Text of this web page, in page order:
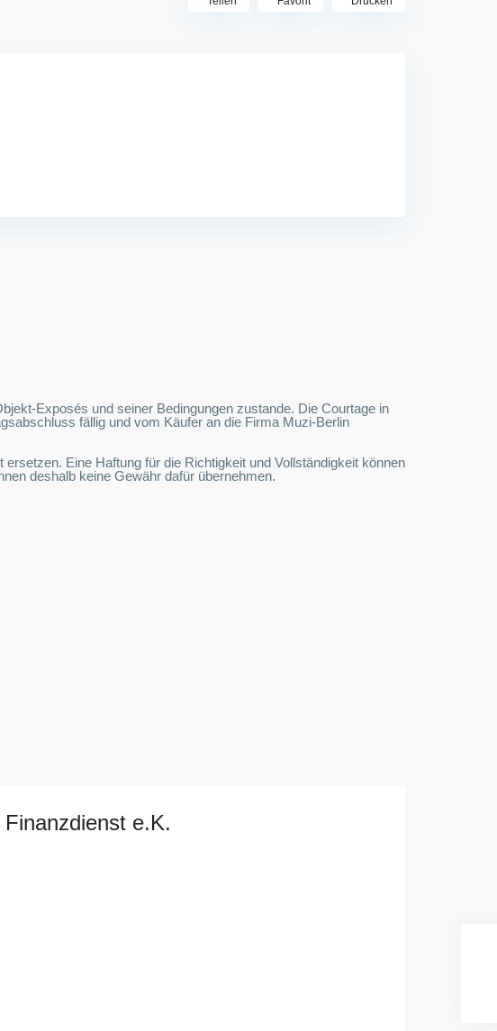
Exposés und seiner Bedingungen zustande. Die Courtage in
fällig und vom Käufer an die Firma Muzi-Berlin
Eine Haftung für die Richtigkeit und Vollständigkeit können
deshalb keine Gewähr dafür übernehmen.
e.K.